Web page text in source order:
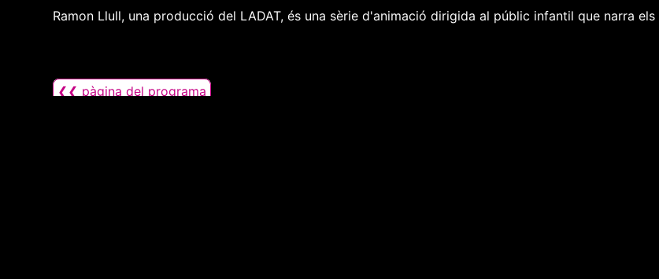
Ramon Llull, una producció del LADAT, és una sèrie d'animació dirigida al públic infantil que narra
❮❮ pàgina del programa